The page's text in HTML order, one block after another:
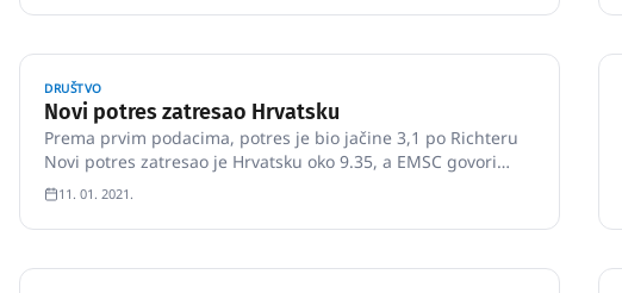
DRUŠTVO
Novi potres zatresao Hrvatsku
Prema prvim podacima, potres je bio jačine 3,1 po Richteru
Novi potres zatresao je Hrvatsku oko 9.35, a EMSC govori
kako je epicentar bio između Zagreba i Gline.
11. 01. 2021.